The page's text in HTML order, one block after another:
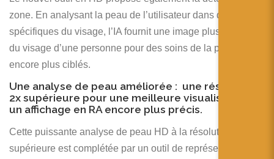
zone. En analysant la peau de l’utilisateur dans des zones
spécifiques du visage, l’IA fournit une image plus nuancée
du visage d’une personne pour des soins de la peau
encore plus ciblés.
Une analyse de peau améliorée : une résolution
2x supérieure pour une meilleure visualisation et
un affichage en RA encore plus précis.
Cette puissante analyse de peau HD à la résolution 2x
supérieure est complétée par un outil de représentation en